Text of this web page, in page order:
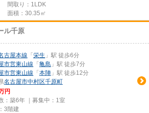
間取り：1LDK
面積：30.35㎡
ル千原
古屋本線 「 栄生 」駅 徒歩6分
市営東山線 「 亀島 」駅 徒歩7分
市営東山線 「 本陣 」駅 徒歩12分
名古屋市中村区千原町
円
：築6年 ｜募集中： 1室
3階建